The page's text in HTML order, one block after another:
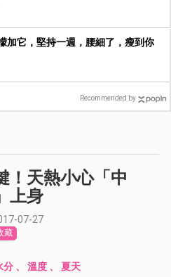
加它，堅持一週，腰細了，瘦到你
Recommended by
！天熱小心「中
上身
07-27
藏
分 、溫度 、夏天